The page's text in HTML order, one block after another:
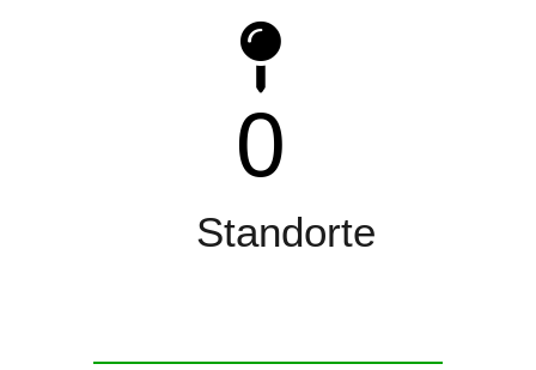
0
Standorte